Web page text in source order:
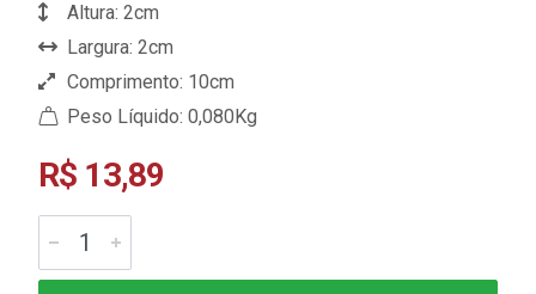
Altura: 2cm
Largura: 2cm
Comprimento: 10cm
Peso Líquido: 0,080Kg
R$ 13,89